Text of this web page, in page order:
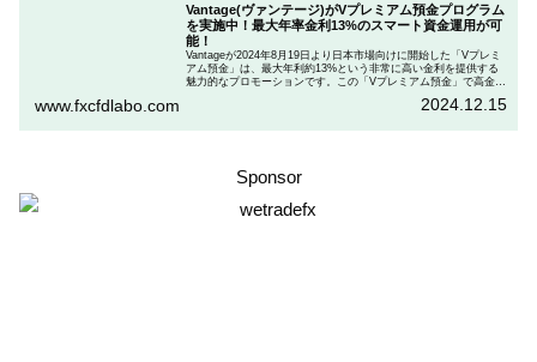
Vantage(ヴァンテージ)がVプレミアム預金プログラム
を実施中！最大年率金利13%のスマート資金運用が可
能！
Vantageが2024年8月19日より日本市場向けに開始した「Vプレミ
アム預金」は、最大年利約13%という非常に高い金利を提供する
魅力的なプロモーションです。この「Vプレミアム預金」で高金利
「Vプレミアム預金」を行いたい人は、この記事をしっかりと読ん
www.fxcfdlabo.com 2024.12.15
Sponsor